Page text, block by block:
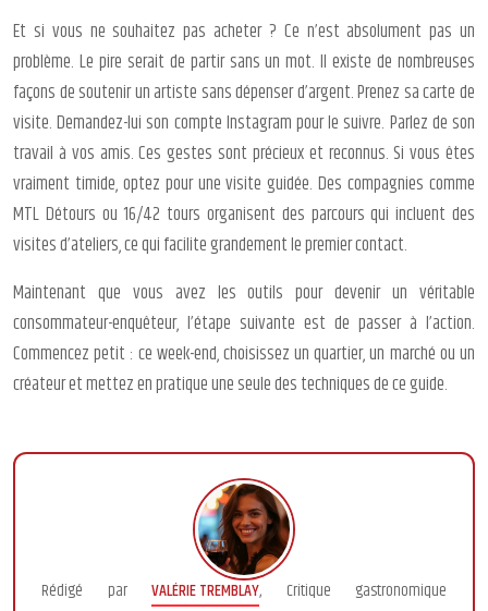
Et si vous ne souhaitez pas acheter ? Ce n’est absolument pas un
problème. Le pire serait de partir sans un mot. Il existe de nombreuses
façons de soutenir un artiste sans dépenser d’argent. Prenez sa carte de
visite. Demandez-lui son compte Instagram pour le suivre. Parlez de son
travail à vos amis. Ces gestes sont précieux et reconnus. Si vous êtes
vraiment timide, optez pour une visite guidée. Des compagnies comme
MTL Détours ou 16/42 tours organisent des parcours qui incluent des
visites d’ateliers, ce qui facilite grandement le premier contact.
Maintenant que vous avez les outils pour devenir un véritable
consommateur-enquêteur, l’étape suivante est de passer à l’action.
Commencez petit : ce week-end, choisissez un quartier, un marché ou un
créateur et mettez en pratique une seule des techniques de ce guide.
Rédigé par VALÉRIE TREMBLAY, Critique gastronomique